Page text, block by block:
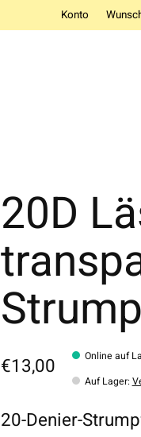
Konto
20D
€13,00
Online auf
Auf Lager:
20-Denier-